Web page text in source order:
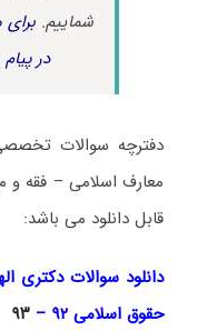
شماییم.
در
معارف اسلامی – فقه و
قابل دانلود می باشد:
دانلود سوالات دکتری
حقوق اسلامی ۹۲ –